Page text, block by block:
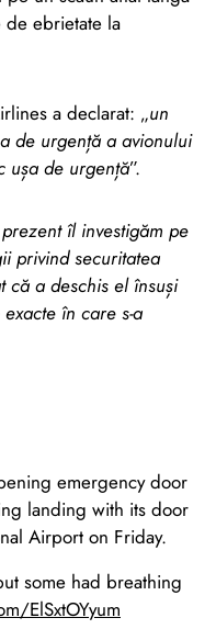
de ebrietate la
a declarat: „un
de urgență a avionului
ușa de urgență”.
îl investigăm pe
privind securitatea
a deschis el însuși
în care s-a
emergency door
landing with its door
Airport on Friday.
some had breathing
ElSxtOYyum